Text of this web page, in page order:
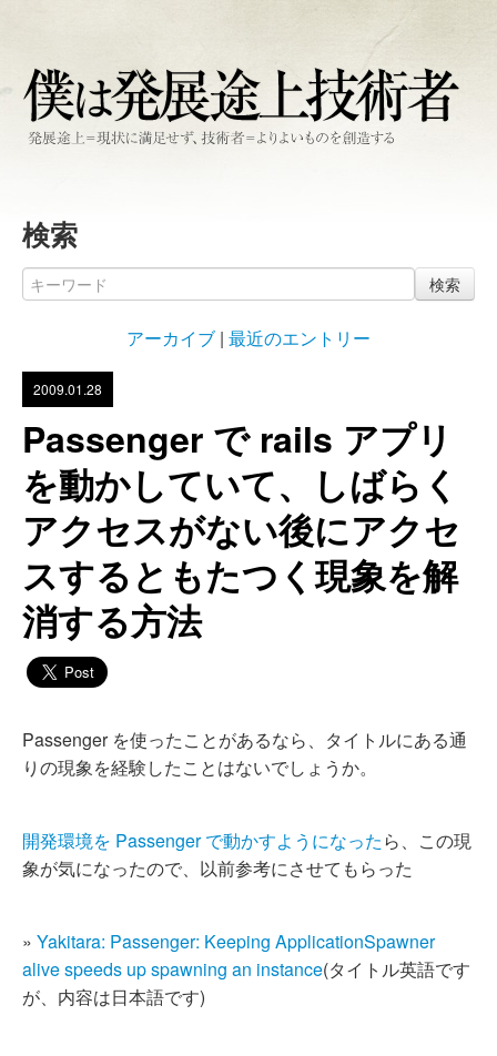
検索
検索
アーカイブ | 最近のエントリー
2009.01.28
Passenger で rails アプリ
を動かしていて、しばらく
アクセスがない後にアクセ
スするともたつく現象を解
消する方法
Passenger を使ったことがあるなら、タイトルにある通
りの現象を経験したことはないでしょうか。
開発環境を Passenger で動かすようになったら、この現
象が気になったので、以前参考にさせてもらった
» Yakitara: Passenger: Keeping ApplicationSpawner
alive speeds up spawning an instance(タイトル英語です
が、内容は日本語です)